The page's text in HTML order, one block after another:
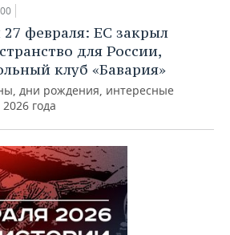
февраля: ЕС закрыл
для России,
клуб «Бавария»
дни рождения, интересные
года